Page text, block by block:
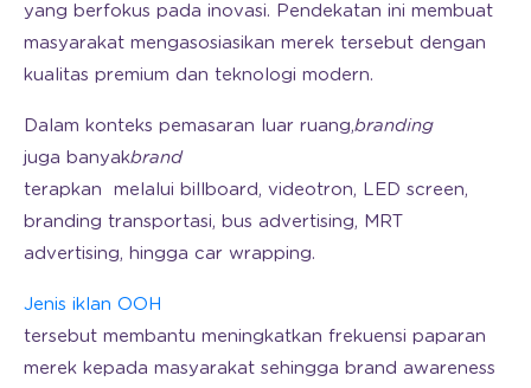
yang berfokus pada inovasi. Pendekatan ini membuat
masyarakat mengasosiasikan merek tersebut dengan
kualitas premium dan teknologi modern.
Dalam konteks pemasaran luar ruang,branding
juga banyakbrand
terapkan melalui billboard, videotron, LED screen,
branding transportasi, bus advertising, MRT
advertising, hingga car wrapping.
Jenis iklan OOH
tersebut membantu meningkatkan frekuensi paparan
merek kepada masyarakat sehingga brand awareness